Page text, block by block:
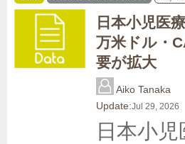
日本小児医
万米ドル・
要が拡大
Aiko Tanaka
Update:Jul 29, 2026
日本小